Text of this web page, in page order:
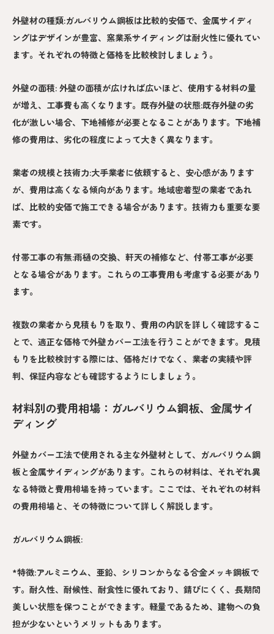
外壁材の種類:ガルバリウム鋼板は比較的安価で、金属サイディ
ングはデザインが豊富、窯業系サイディングは耐火性に優れてい
ます。それぞれの特徴と価格を比較検討しましょう。
外壁の面積: 外壁の面積が広ければ広いほど、使用する材料の量
が増え、工事費も高くなります。既存外壁の状態:既存外壁の劣
化が激しい場合、下地補修が必要となることがあります。下地補
修の費用は、劣化の程度によって大きく異なります。
業者の規模と技術力:大手業者に依頼すると、安心感があります
が、費用は高くなる傾向があります。地域密着型の業者であれ
ば、比較的安価で施工できる場合があります。技術力も重要な要
素です。
付帯工事の有無:雨樋の交換、軒天の補修など、付帯工事が必要
となる場合があります。これらの工事費用も考慮する必要があり
ます。
複数の業者から見積もりを取り、費用の内訳を詳しく確認するこ
とで、適正な価格で外壁カバー工法を行うことができます。見積
もりを比較検討する際には、価格だけでなく、業者の実績や評
判、保証内容なども確認するようにしましょう。
材料別の費用相場：ガルバリウム鋼板、金属サイ
ディング
外壁カバー工法で使用される主な外壁材として、ガルバリウム鋼
板と金属サイディングがあります。これらの材料は、それぞれ異
なる特徴と費用相場を持っています。ここでは、それぞれの材料
の費用相場と、その特徴について詳しく解説します。
ガルバリウム鋼板:
*特徴:アルミニウム、亜鉛、シリコンからなる合金メッキ鋼板で
す。耐久性、耐候性、耐食性に優れており、錆びにくく、長期間
美しい状態を保つことができます。軽量であるため、建物への負
担が少ないというメリットもあります。